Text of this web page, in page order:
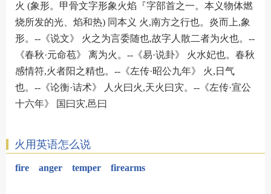
火 (象形。甲骨文字形象火焰『字部首之一。本义物体燃
烧所发的光、焰和热) 同本义 火,南方之行也。炎而上,象
形。--《说文》 火之为言委随也,故字人散二者为火也。--
《春秋·元命苞》 离为火。--《易·说卦》 火水妃也。春秋
感情符,火者阳之精也。--《左传·昭公九年》 火,日气
也。--《论衡·诘术》 人火曰火,天火曰灾。--《左传·宣公
十六年》 国曰灾,邑曰
火用英语怎么说
fire anger temper firearms